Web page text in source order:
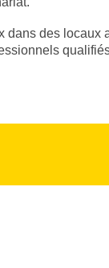
dans des locaux